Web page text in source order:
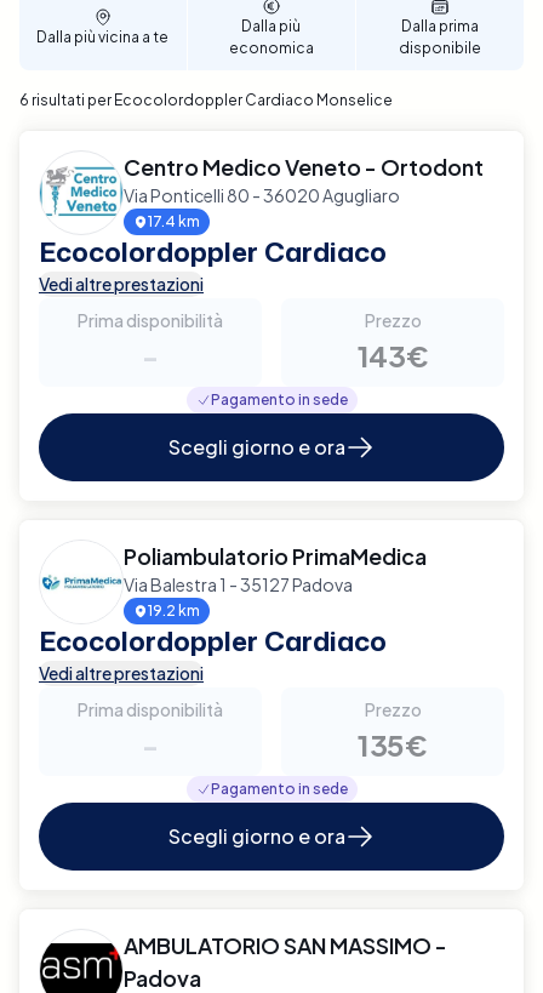
affidabile e di qualità.
Dalla più vicina a te
Dalla più
economica
Dalla prima
disponibile
6 risultati per Ecocolordoppler Cardiaco Monselice
Centro Medico Veneto - Ortodont
Via Ponticelli 80 - 36020 Agugliaro
17.4 km
Ecocolordoppler Cardiaco
Vedi altre prestazioni
Prima disponibilità
-
Prezzo
143€
Pagamento in sede
Scegli giorno e ora
Poliambulatorio PrimaMedica
Via Balestra 1 - 35127 Padova
19.2 km
Ecocolordoppler Cardiaco
Vedi altre prestazioni
Prima disponibilità
-
Prezzo
135€
Pagamento in sede
Scegli giorno e ora
AMBULATORIO SAN MASSIMO -
Padova